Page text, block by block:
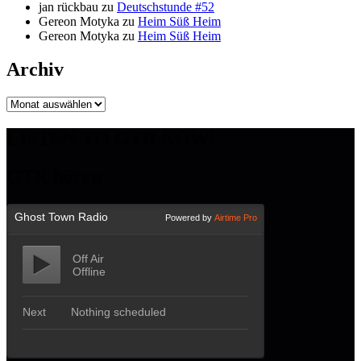
jan rückbau zu Deutschstunde #52
Gereon Motyka zu Heim Süß Heim
Gereon Motyka zu Heim Süß Heim
Archiv
Archiv